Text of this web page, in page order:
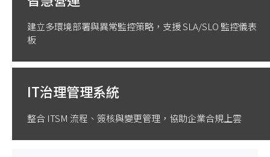
建立多環境部署與異常監控策略，支援 SLA/SLO 監控儀表
板
IT治理管理系統
整合 ITSM 流程、簽核與變更管理，協助企業合規上雲